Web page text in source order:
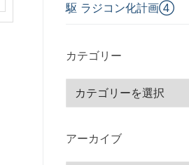
駆 ラジコン化計画④
カテゴリー
アーカイブ